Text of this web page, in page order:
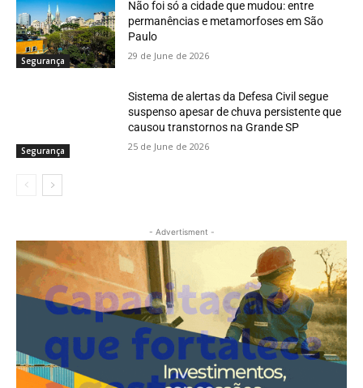
Segurança
Não foi só a cidade que mudou: entre
permanências e metamorfoses em São
Paulo
29 de June de 2026
Segurança
Sistema de alertas da Defesa Civil segue
suspenso apesar de chuva persistente que
causou transtornos na Grande SP
25 de June de 2026
- Advertisment -